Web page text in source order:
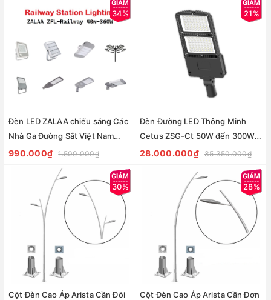
Railway 280w, 560W, 840w
34%
Đèn LED ZALAA chiếu sáng Các
Nhà Ga Đường Sắt Việt Nam
ZFL-Railway 40w-360W Railway
990.000₫ 1.500.000₫
21%
Đèn Đường LED Thông Minh
Cetus ZSG-Ct 50W đến 300W
ZALAA/SOGA Smart Lighting
28.000.000₫ 35.350.000₫
30%
Cột Đèn Cao Áp Arista Cần Đôi
28%
Cột Đèn Cao Áp Arista Cần Đơn